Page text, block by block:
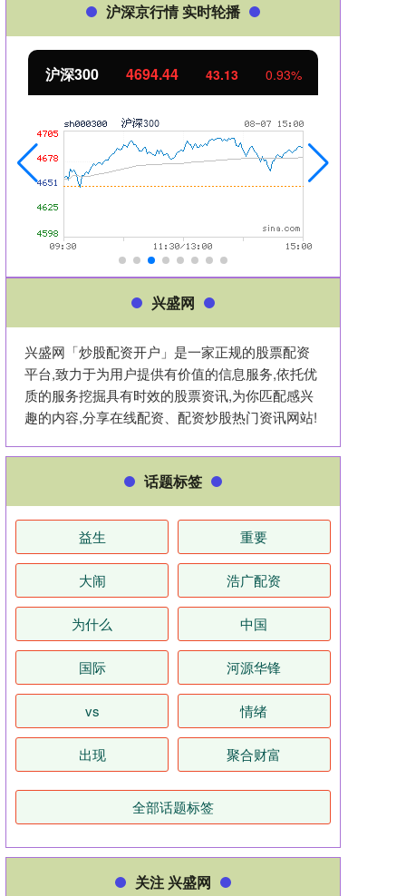
沪深京行情 实时轮播
沪深300 4694.44 43.13 0.93%
兴盛网
兴盛网「炒股配资开户」是一家正规的股票配资
平台,致力于为用户提供有价值的信息服务,依托优
质的服务挖掘具有时效的股票资讯,为你匹配感兴
趣的内容,分享在线配资、配资炒股热门资讯网站!
话题标签
益生 重要
大闹 浩广配资
为什么 中国
国际 河源华锋
vs 情绪
出现 聚合财富
全部话题标签
关注 兴盛网